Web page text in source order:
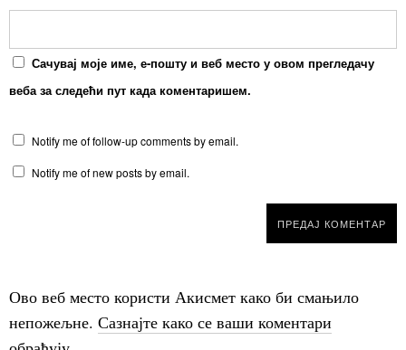
Сачувај моје име, е-пошту и веб место у овом прегледачу
веба за следећи пут када коментаришем.
Notify me of follow-up comments by email.
Notify me of new posts by email.
Ово веб место користи Акисмет како би смањило
непожељне. Сазнајте како се ваши коментари